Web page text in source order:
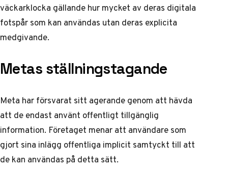
väckarklocka gällande hur mycket av deras digitala
fotspår som kan användas utan deras explicita
medgivande.
Metas ställningstagande
Meta har försvarat sitt agerande genom att hävda
att de endast använt offentligt tillgänglig
information. Företaget menar att användare som
gjort sina inlägg offentliga implicit samtyckt till att
de kan användas på detta sätt.